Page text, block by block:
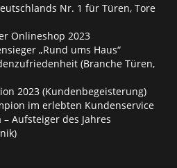
Nr. 1 für Türen, Tore
Onlineshop 2023
„Rund ums Haus“
(Branche Türen,
2023 (Kundenbegeisterung)
im erlebten Kundenservice
Aufsteiger des Jahres